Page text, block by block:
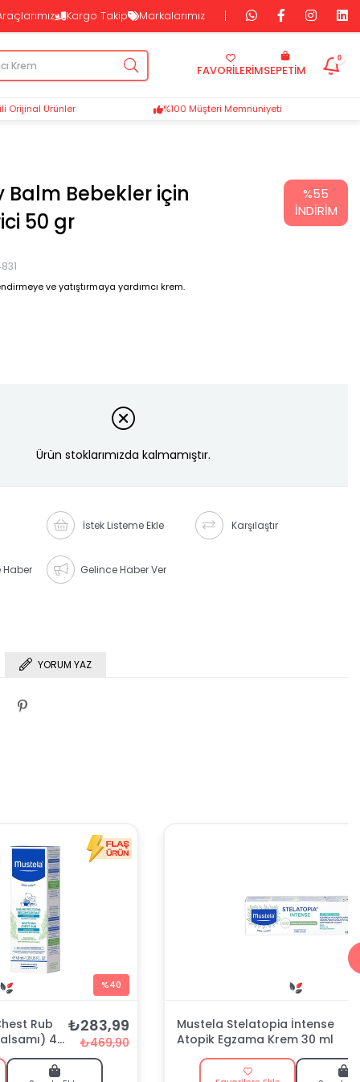
Kargo Takip Markalarımız
SEPETIM
FAVORİLERİM
0
Orijinal Ürünler %100 Müşteri Memnuniyeti
Balm Bebekler için
50 gr
ve yatıştırmaya yardımcı krem.
%55
İNDIRIM
Ürün stoklarımızda kalmamıştır.
İstek Listeme Ekle Karşılaştır
Haber Gelince Haber Ver
YORUM YAZ
%40
Rub
40
₺283,99
₺469,90
Mustela Stelatopia İntense
Atopik Egzama Krem 30 ml